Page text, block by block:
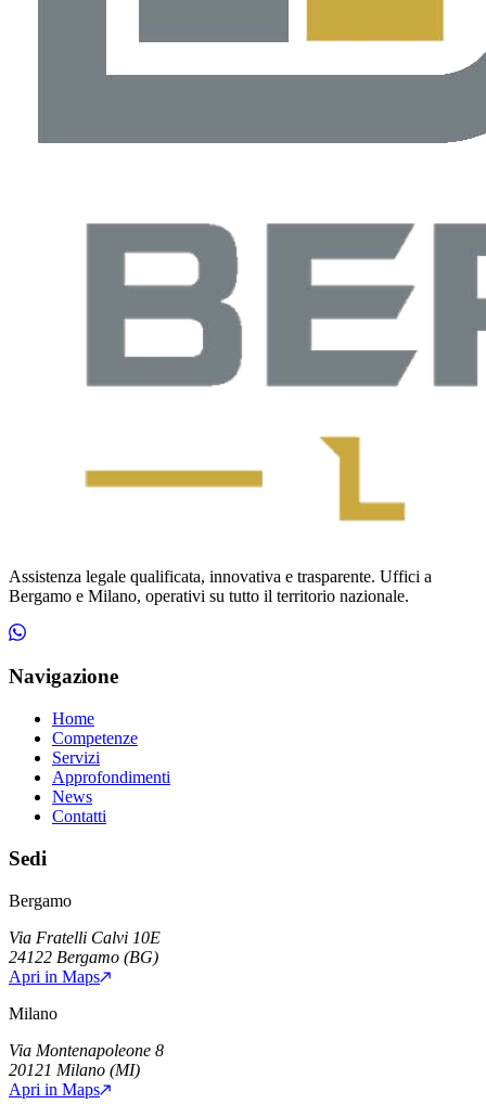
Assistenza legale qualificata, innovativa e trasparente. Uffici a
Bergamo e Milano, operativi su tutto il territorio nazionale.
Navigazione
Home
Competenze
Servizi
Approfondimenti
News
Contatti
Sedi
Bergamo
Via Fratelli Calvi 10E
24122 Bergamo (BG)
Apri in Maps
Milano
Via Montenapoleone 8
20121 Milano (MI)
Apri in Maps